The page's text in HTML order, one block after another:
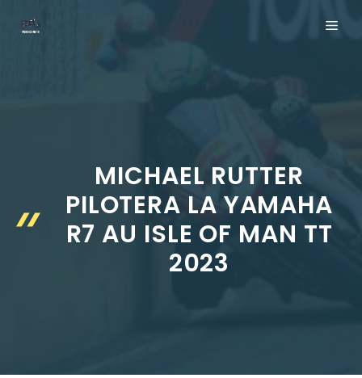
MICHAEL RUTTER
PILOTERA LA YAMAHA
R7 AU ISLE OF MAN TT
2023